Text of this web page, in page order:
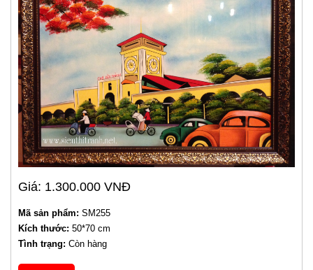
Giá: 1.300.000 VNĐ
Mã sản phẩm: SM255
Kích thước: 50*70 cm
Tình trạng: Còn hàng